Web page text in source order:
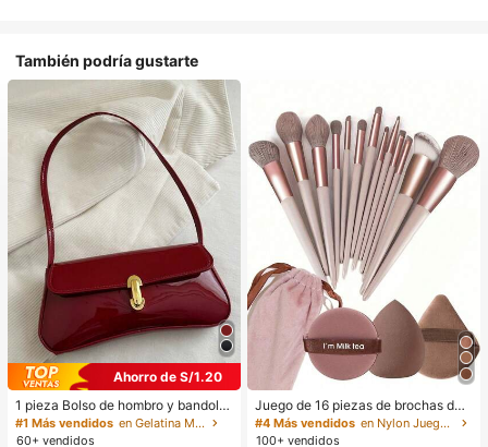
También podría gustarte
Ahorro de S/1.20
1 pieza Bolso de hombro y bandoler
a de cuero sintético aceitado retro
para mujer, adecuado para citas, sa
#1 Más vendidos
en Gelatina Monedero
60+ vendidos
Juego de 16 piezas de brochas de
maquillaje que incluye 13 brochas
de maquillaje, 1 esponja de maquill
#4 Más vendidos
en Nylon Juegos De Pinceles
100+ vendidos